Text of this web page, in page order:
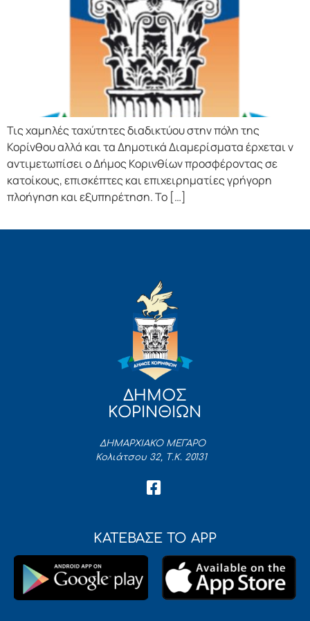
Τις χαμηλές ταχύτητες διαδικτύου στην πόλη της
Κορίνθου αλλά και τα Δημοτικά Διαμερίσματα έρχεται ν
αντιμετωπίσει ο Δήμος Κορινθίων προσφέροντας σε
κατοίκους, επισκέπτες και επιχειρηματίες γρήγορη
πλοήγηση και εξυπηρέτηση. Το […]
ΔΗΜΟΣ
ΚΟΡΙΝΘΙΩΝ
ΔΗΜΑΡΧΙΑΚΟ ΜΕΓΑΡΟ
Κολιάτσου 32, Τ.Κ. 20131
ΚΑΤΕΒΑΣΕ ΤΟ APP